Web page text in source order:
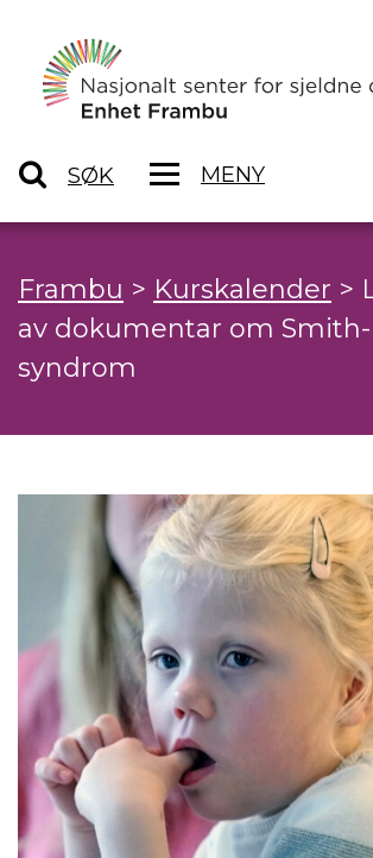
SØK MENY
Frambu > Kurskalender >
av dokumentar om Smith-
syndrom